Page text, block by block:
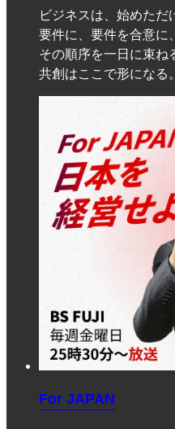
ビジネスは、始めただ
要件に、要件を合意に
その順序を一日に束ね
共創はここで形になる。
For JAPAN